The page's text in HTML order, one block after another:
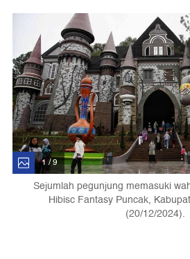
1 / 9
Sejumlah pegunjung memasuki
Hibisc Fantasy Puncak,
(20/12/2024).